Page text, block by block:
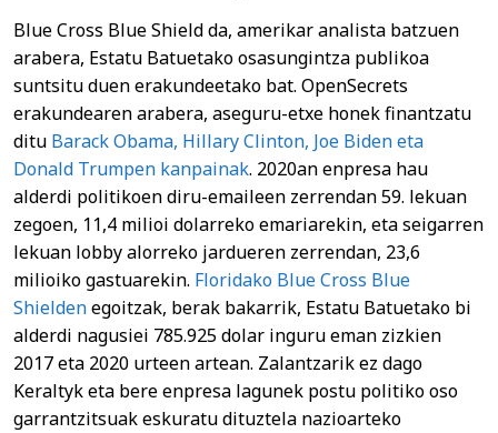
Blue Cross Blue Shield da, amerikar analista batzuen
arabera, Estatu Batuetako osasungintza publikoa
suntsitu duen erakundeetako bat. OpenSecrets
erakundearen arabera, aseguru-etxe honek finantzatu
ditu Barack Obama, Hillary Clinton, Joe Biden eta
Donald Trumpen kanpainak. 2020an enpresa hau
alderdi politikoen diru-emaileen zerrendan 59. lekuan
zegoen, 11,4 milioi dolarreko emariarekin, eta seigarren
lekuan lobby alorreko jardueren zerrendan, 23,6
milioiko gastuarekin. Floridako Blue Cross Blue
Shieldenegoitzak, berak bakarrik, Estatu Batuetako bi
alderdi nagusiei 785.925 dolar inguru eman zizkien
2017 eta 2020 urteen artean. Zalantzarik ez dago
Keraltyk eta bere enpresa lagunek postu politiko oso
garrantzitsuak eskuratu dituztela nazioarteko